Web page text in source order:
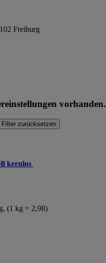
Freiburg
vorhanden.
Filter zurücksetzen
kernlos
(1 kg = 2,98)